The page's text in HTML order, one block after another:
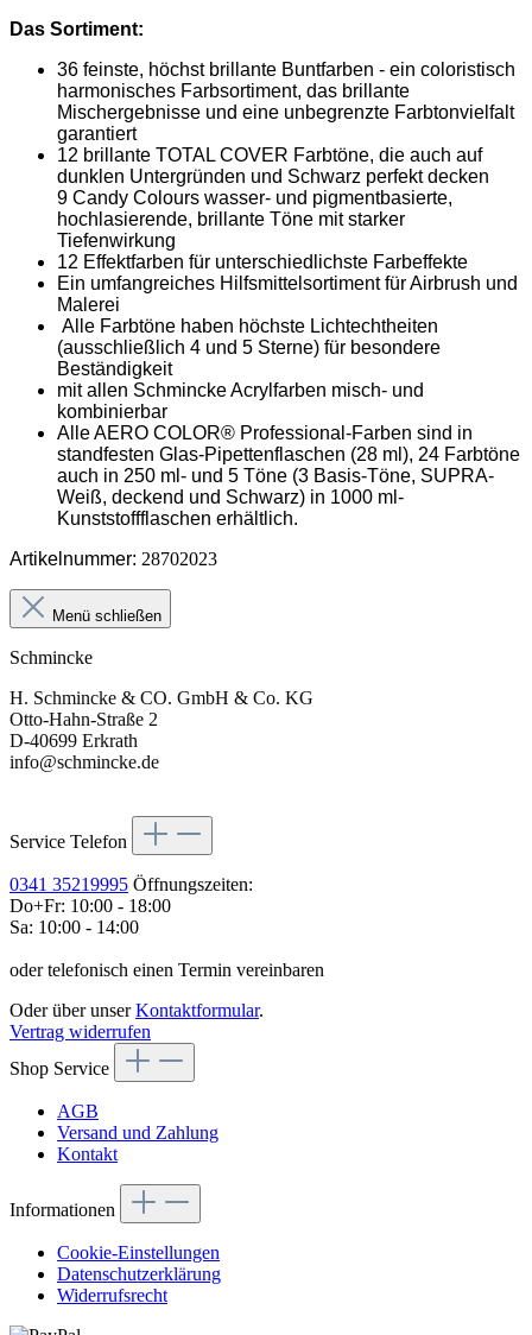
Das Sortiment:
36 feinste, höchst brillante Buntfarben - ein coloristisch
harmonisches Farbsortiment, das brillante
Mischergebnisse und eine unbegrenzte Farbtonvielfalt
garantiert
12 brillante TOTAL COVER Farbtöne, die auch auf
dunklen Untergründen und Schwarz perfekt decken
9 Candy Colours wasser- und pigmentbasierte,
hochlasierende, brillante Töne mit starker
Tiefenwirkung
12 Effektfarben für unterschiedlichste Farbeffekte
Ein umfangreiches Hilfsmittelsortiment für Airbrush und
Malerei
Alle Farbtöne haben höchste Lichtechtheiten
(ausschließlich 4 und 5 Sterne) für besondere
Beständigkeit
mit allen Schmincke Acrylfarben misch- und
kombinierbar
Alle AERO COLOR® Professional-Farben sind in
standfesten Glas-Pipettenflaschen (28 ml), 24 Farbtöne
auch in 250 ml- und 5 Töne (3 Basis-Töne, SUPRA-
Weiß, deckend und Schwarz) in 1000 ml-
Kunststoffflaschen erhältlich.
Artikelnummer: 28702023
Menü schließen
Schmincke
H. Schmincke & CO. GmbH & Co. KG
Otto-Hahn-Straße 2
D-40699 Erkrath
info@schmincke.de
Service Telefon
0341 35219995 Öffnungszeiten:
Do+Fr: 10:00 - 18:00
Sa: 10:00 - 14:00
oder telefonisch einen Termin vereinbaren
Oder über unserKontaktformular.
Vertrag widerrufen
Shop Service
AGB
Versand und Zahlung
Kontakt
Informationen
Cookie-Einstellungen
Datenschutzerklärung
Widerrufsrecht